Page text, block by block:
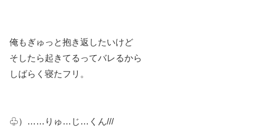
俺もぎゅっと抱き返したいけど
そしたら起きてるってバレるから
しばらく寝たフリ。
♧）……りゅ…じ…くん///